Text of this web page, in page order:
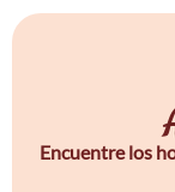
Encuentre los